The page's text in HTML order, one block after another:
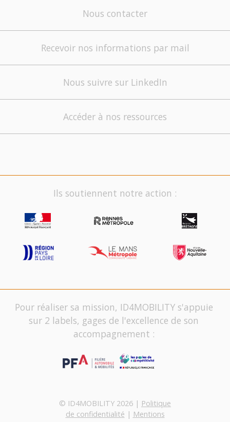
Nous contacter
Recevoir nos informations par mail
Nous suivre sur LinkedIn
Accéder à nos ressources
Ils soutiennent notre action :
Pour réaliser sa mission, ID4MOBILITY s'appuie
sur 2 labels, gages de l'excellence de son
accompagnement :
© ID4MOBILITY 2026 | Politique
de confidentialité | Mentions